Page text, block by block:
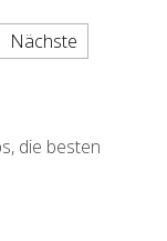
der
Nächste
die besten